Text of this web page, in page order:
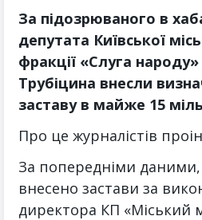
За підозрюваного в
депутата Київської
фракції «Слуга
Трубіцина внесли
заставу в майже 15
Про це журналістів
За попередніми даними,
внесено застави за
директора КП «Міський